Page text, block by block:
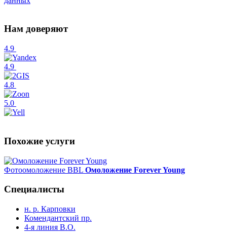
Нам доверяют
4.9
4.9
4.8
5.0
Похожие услуги
Фотоомоложение BBL Омоложение Forever Young
Специалисты
н. р. Карповки
Комендантский пр.
4-я линия В.О.